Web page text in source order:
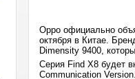
Oppo официально
октября в Китае.
Dimensity 9400,
Серия Find X8 будет
Communication